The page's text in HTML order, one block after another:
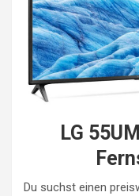
LG
Du suchst einen